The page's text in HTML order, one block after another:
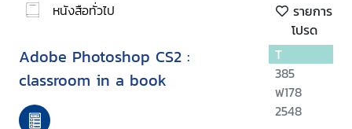
หนังสือทั่วไป
รายการ
โปรด
Adobe Photoshop CS2 :
classroom in a book
T
385
ฟ178
2548